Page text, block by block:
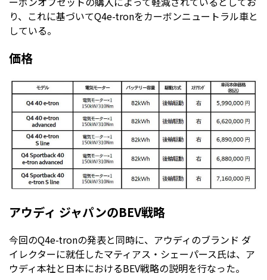
り、これに基づいてQ4e-tronをカーボンニュートラル車と
している。
価格
アウディ ジャパンのBEV戦略
今回のQ4e-tronの発表と同時に、アウディのブランド ダ
イレクターに就任したマティアス・シェーパース氏は、ア
ウディ本社と日本におけるBEV戦略の説明を行なった。